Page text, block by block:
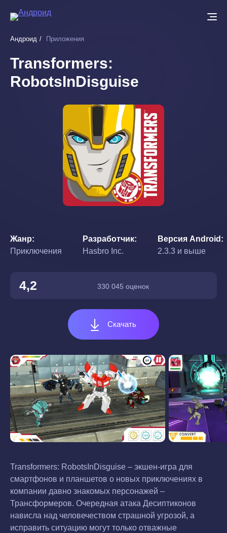
основному
Андроид Приложения
Transformers:
RobotsInDisguise
Жанр
Приключения
Разработчик
Hasbro Inc.
Версия Android
2.3.3 и выше
4,2 330 045 оценок
Скачать
Transformers: RobotsInDisguise – экшен-игра для
смартфонов и планшетов о новых приключениях в
компании давно знакомых персонажей –
Трансформеров. Очередная атака Десиптиконов
нависла над человечеством страшной угрозой, а
исправить ситуацию могут только отважные